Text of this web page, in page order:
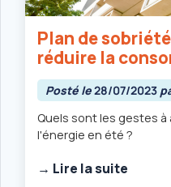
Plan de
réduire la
Posté le28/07/2023
Quels sont les gestes
l'énergie en été ?
→ Lire la suite